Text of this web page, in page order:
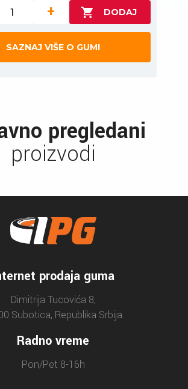
+
SAZNAJ VIŠE O GUMI
pregledani
proizvodi
prodaja guma
Dimitrija Tucovića 8,
Subotica, Republika Srbija.
Radno vreme
Pon/Pet 8-16h